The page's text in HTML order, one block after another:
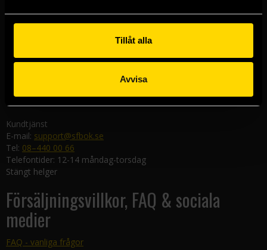
Tillåt alla
Avvisa
Malmöbutiken
582 19 Linköping
Kundtjänst
E-mail: support@sfbok.se
Tel: 08–440 00 66
Telefontider: 12-14 måndag-torsdag
Stängt helger
Försäljningsvillkor, FAQ & sociala
medier
FAQ - vanliga frågor